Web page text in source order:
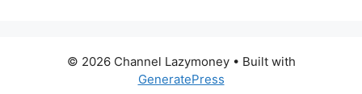
© 2026 Channel Lazymoney• Built with
GeneratePress